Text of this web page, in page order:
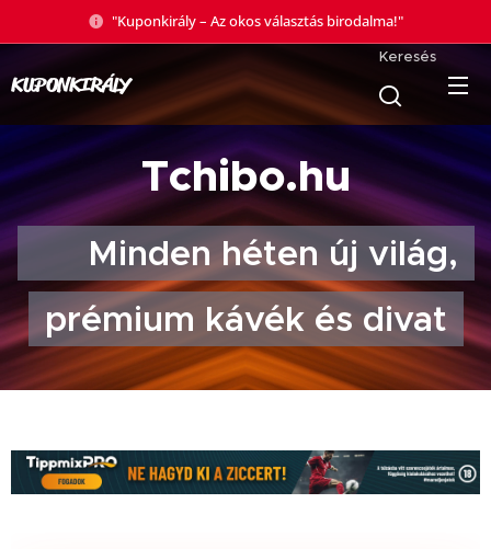
"Kuponkirály – Az okos választás birodalma!"
KUPONKIRÁLY
Keresés
Tchibo.hu
☕ Minden héten új világ,
prémium kávék és divat